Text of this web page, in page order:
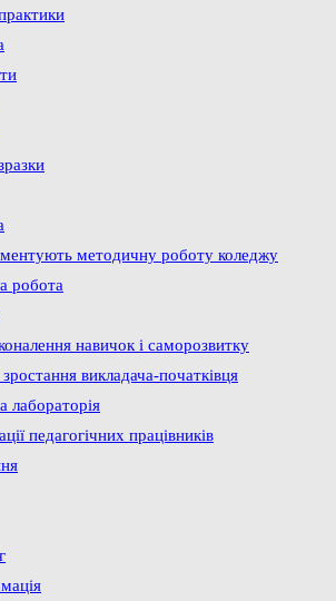
методичну роботу коледжу
робота
навичок і саморозвитку
викладача-початківця
лабораторія
педагогічних працівників